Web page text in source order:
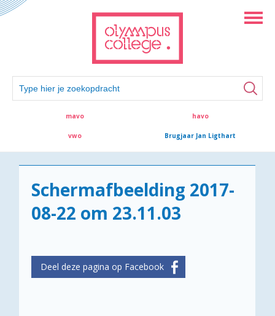
mavo havo
vwo Brugjaar Jan Ligthart
Schermafbeelding 2017-
08-22 om 23.11.03